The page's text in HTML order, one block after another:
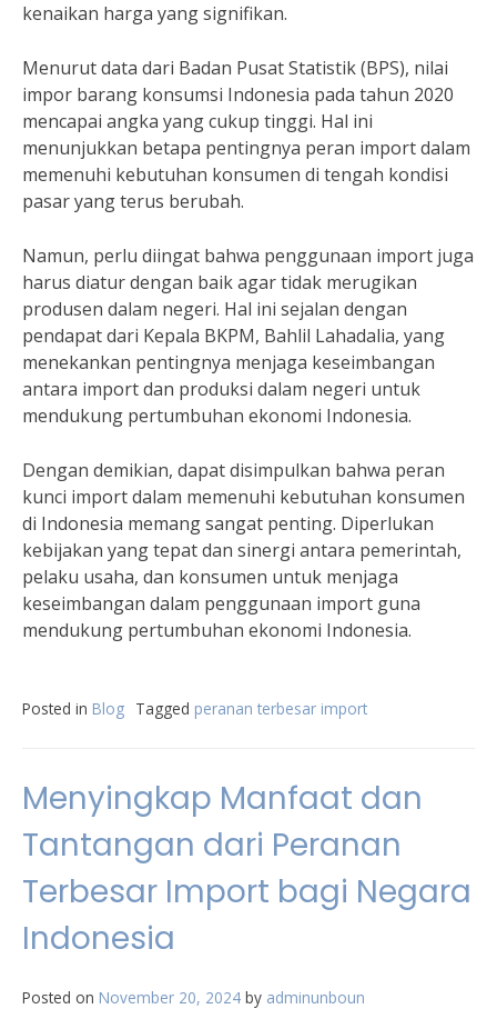
kenaikan harga yang signifikan.
Menurut data dari Badan Pusat Statistik (BPS), nilai
impor barang konsumsi Indonesia pada tahun 2020
mencapai angka yang cukup tinggi. Hal ini
menunjukkan betapa pentingnya peran import dalam
memenuhi kebutuhan konsumen di tengah kondisi
pasar yang terus berubah.
Namun, perlu diingat bahwa penggunaan import juga
harus diatur dengan baik agar tidak merugikan
produsen dalam negeri. Hal ini sejalan dengan
pendapat dari Kepala BKPM, Bahlil Lahadalia, yang
menekankan pentingnya menjaga keseimbangan
antara import dan produksi dalam negeri untuk
mendukung pertumbuhan ekonomi Indonesia.
Dengan demikian, dapat disimpulkan bahwa peran
kunci import dalam memenuhi kebutuhan konsumen
di Indonesia memang sangat penting. Diperlukan
kebijakan yang tepat dan sinergi antara pemerintah,
pelaku usaha, dan konsumen untuk menjaga
keseimbangan dalam penggunaan import guna
mendukung pertumbuhan ekonomi Indonesia.
Posted in Blog Tagged peranan terbesar import
Menyingkap Manfaat dan
Tantangan dari Peranan
Terbesar Import bagi Negara
Indonesia
Posted on November 20, 2024 by adminunboun